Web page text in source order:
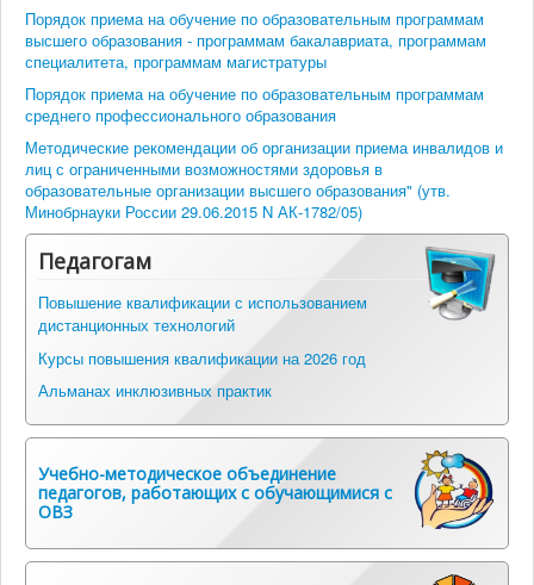
Порядок приема на обучение по образовательным программам
высшего образования - программам бакалавриата, программам
специалитета, программам магистратуры
Порядок приема на обучение по образовательным программам
среднего профессионального образования
Методические рекомендации об организации приема инвалидов и
лиц с ограниченными возможностями здоровья в
образовательные организации высшего образования" (утв.
Минобрнауки России 29.06.2015 N АК-1782/05)
Педагогам
Повышение квалификации с использованием
дистанционных технологий
Курсы повышения квалификации на 2026 год
Альманах инклюзивных практик
Учебно-методическое объединение
педагогов, работающих с обучающимися с
ОВЗ